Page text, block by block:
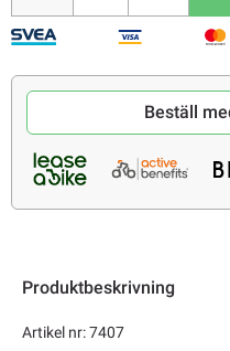
Beställ
Produktbeskrivning
Artikel nr: 7407